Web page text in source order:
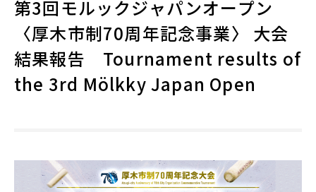
第3回モルックジャパンオープン
〈厚木市制70周年記念事業〉 大会
結果報告 Tournament results of
the 3rd Mölkky Japan Open